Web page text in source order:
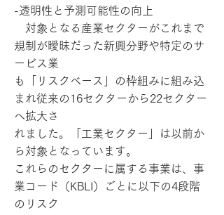
-透明性と予測可能性の向上
対象となる産業セクターがこれまで
規制が曖昧だった新興分野や特定のサ
ービス業
も「リスクベース」の枠組みに組み込
まれ従来の16セクターから22セクター
へ拡大さ
れました。「工業セクター」は以前か
ら対象となっています。
これらのセクターに属する事業は、事
業コード（KBLI）ごとに以下の4段階
のリスク